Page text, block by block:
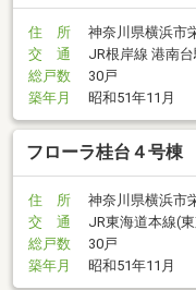
住 所
神奈川県横浜市
交 通
JR根岸線 港南
総戸数
30戸
築年月
昭和51年11月
フローラ桂台４号棟
住 所
神奈川県横浜市
交 通
JR東海道本線(
総戸数
30戸
築年月
昭和51年11月